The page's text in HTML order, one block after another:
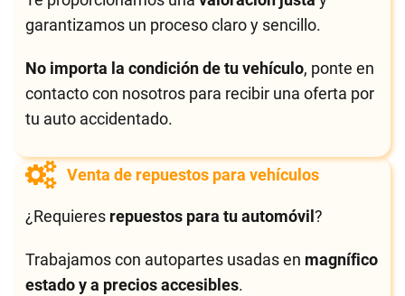
garantizamos un proceso claro y sencillo.
No importa la condición de tu vehículo, ponte en
contacto con nosotros para recibir una oferta por
tu auto accidentado.
Venta de repuestos para vehículos
¿Requieres repuestos para tu automóvil?
Trabajamos con autopartes usadas en magnífico
estado y a precios accesibles.